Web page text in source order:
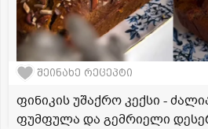
შეინახე რეცეპტი
ფინიკის უშაქრო კექსი -
ფუმფულა და გემრიელი